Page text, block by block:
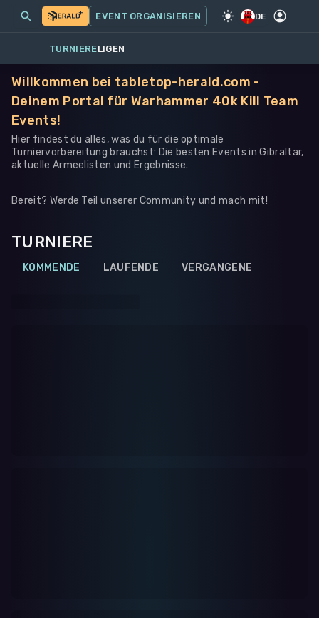
SPIEL·WARHAMMER 40K
MEINE EVENTS MEHR
EVENT ORGANISIEREN DE
TURNIERELIGEN
Willkommen bei tabletop-herald.com -
Deinem Portal für Warhammer 40k Kill Team
Events!
Hier findest du alles, was du für die optimale
Turniervorbereitung brauchst: Die besten Events in Gibraltar,
aktuelle Armeelisten und Ergebnisse.
Bereit? Werde Teil unserer Community und mach mit!
TURNIERE
KOMMENDE LAUFENDE VERGANGENE